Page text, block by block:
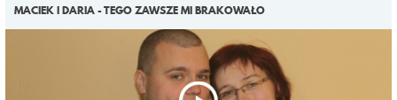
MACIEK I DARIA - TEGO ZAWSZE MI BRAKOWAŁO